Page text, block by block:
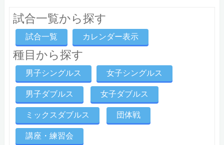
試合一覧から探す
試合一覧 カレンダー表示
種目から探す
男子シングルス 女子シングルス
男子ダブルス 女子ダブルス
ミックスダブルス 団体戦
講座・練習会